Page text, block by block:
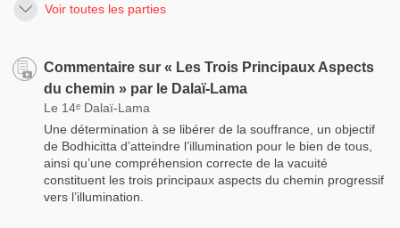
Voir toutes les parties
Commentaire sur « Les Trois Principaux Aspects
du chemin » par le Dalaï-Lama
Le 14ᵉ Dalaï-Lama
Une détermination à se libérer de la souffrance, un objectif
de Bodhicitta d’atteindre l’illumination pour le bien de tous,
ainsi qu’une compréhension correcte de la vacuité
constituent les trois principaux aspects du chemin progressif
vers l’illumination.